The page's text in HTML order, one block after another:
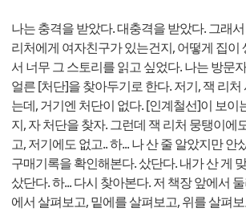
나는 충격을 받았다. 대충격을 받았다. 그래
리처에게 여자친구가 있는건지, 어떻게 집이
서 너무 그 스토리를 읽고 싶었다. 나는 방문
얼른 [처단]을 찾아두기로 한다. 저기, 잭 리
는데, 거기엔 처단이 없다. [인계철선]이 보이
지, 자 처단을 찾자. 그런데 잭 리처 뭉탱이에
고, 저기에도 없고.. 하... 나 산 줄 알았지만 안
구매기록을 확인해본다. 샀단다. 내가 산 게
샀단다. 하... 다시 찾아본다. 저 책장 앞에서
에서 살펴보고, 밑에를 살펴보고, 위를 살펴보